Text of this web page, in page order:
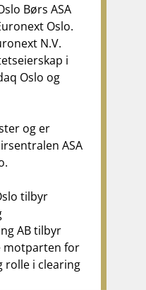
Børs ASA
Oslo.
N.V.
i
Oslo og
og er
ASA
tilbyr
AB tilbyr
motparten for
rolle i clearing